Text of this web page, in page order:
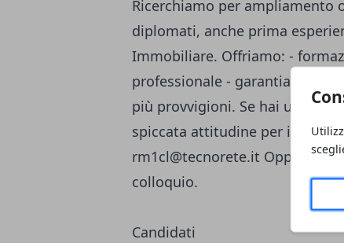
Ricerchiamo per ampliamento
diplomati, anche prima
Immobiliare. Offriamo: -
professionale - garantiamo un
più provvigioni. Se hai una
spiccata attitudine per i
rm1cl@tecnorete.it Oppure
colloquio.
Candidati